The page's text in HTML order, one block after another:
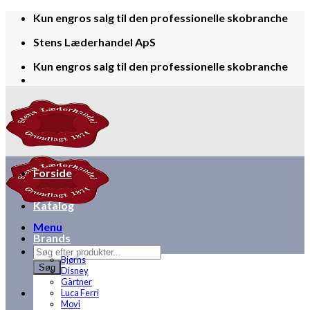
Skip
content
Kun engros salg til den professionelle skobranche
Stens Læderhandel ApS
Kun engros salg til den professionelle skobranche
Menu
Products
search
Søg
Forside
Katalog
Brands
Bjørns
Disney
Gärtner
Luca Ferri
Movi